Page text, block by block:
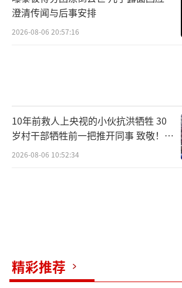
澄清传闻与后事安排
2026-08-06 20:57:16
10年前救人上央视的小伙抗洪牺牲 30
岁村干部牺牲前一把推开同事 致敬！送
别！
2026-08-06 10:52:34
精彩推荐